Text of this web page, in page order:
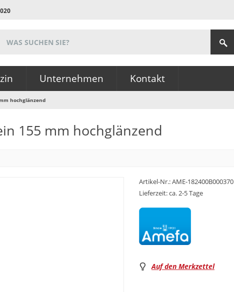
Unternehmen Kontakt
hochglänzend
155 mm hochglänzend
Artikel-Nr.:AME-182400B000370
Lieferzeit: ca. 2-5 Tage
Auf den Merkzettel